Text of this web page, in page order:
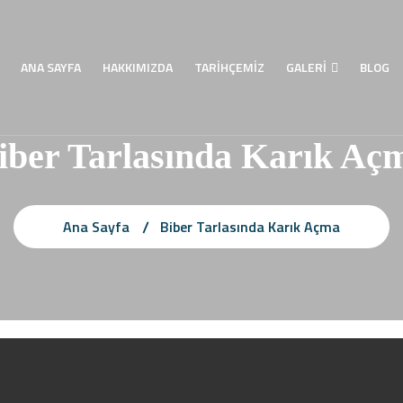
ANA SAYFA HAKKIMIZDA TARİHÇEMİZ GALERİ BLOG
Tarlasında Karık
Ana Sayfa Biber Tarlasında Karık Açma